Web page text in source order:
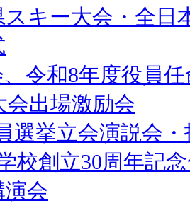
キー大会・全日
、令和8年度役員
会出場激励会
選挙立会演説会
校創立30周年記
演会